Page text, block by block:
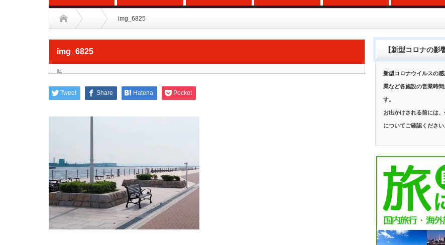
img_6825
img_6825
Tweet Share Hatena Pocket
【新型コロナの影
新型コロナウイルスの
業など各施設の営業時
す。
お出かけされる前には
についてご確認ください